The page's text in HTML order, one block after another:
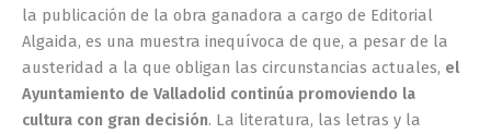
la publicación de la obra ganadora a cargo de Editorial
Algaida, es una muestra inequívoca de que, a pesar de la
austeridad a la que obligan las circunstancias actuales, el
Ayuntamiento de Valladolid continúa promoviendo la
cultura con gran decisión. La literatura, las letras y la